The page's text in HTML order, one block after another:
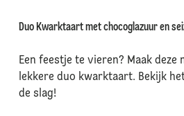
Duo Kwarktaart met chocoglazuur en
Een feestje te vieren? Maak deze
lekkere duo kwarktaart. Bekijk
de slag!